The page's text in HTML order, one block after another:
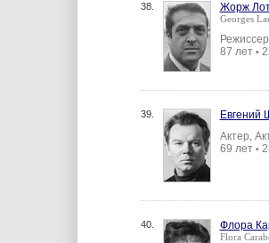
38. Жорж
Georges
87 лет •
39. Евгений
Актер,
69 лет •
40. Флора
Flora